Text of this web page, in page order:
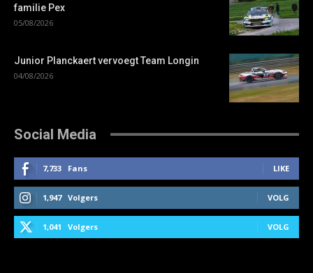
familie Pex
05/08/2026
Junior Planckaert vervoegt Team Longin
04/08/2026
Social Media
7,733 Fans LIKE
1,947 Volgers VOLG
1,041 Volgers VOLG